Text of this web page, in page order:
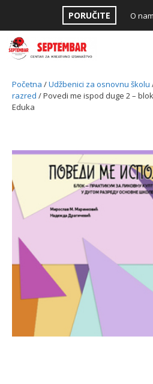
content
PORUČITE O
Početna /Udžbenici za osnovnu školu
razred / Povedi me ispod duge 2 –
Eduka